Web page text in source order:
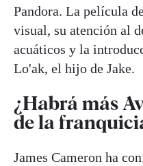
Pandora. La película
visual, su atención al
acuáticos y la
Lo'ak, el hijo de Jake.
¿Habrá más
de la
James Cameron ha